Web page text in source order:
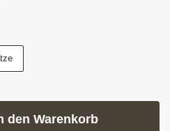
den Warenkorb